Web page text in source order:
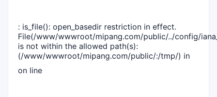
: is_file(): open_basedir restriction in effect.
File(/www/wwwroot/mipang.com/public/../config/
is not within the allowed path(s):
(/www/wwwroot/mipang.com/public/:/tmp/) in
on line